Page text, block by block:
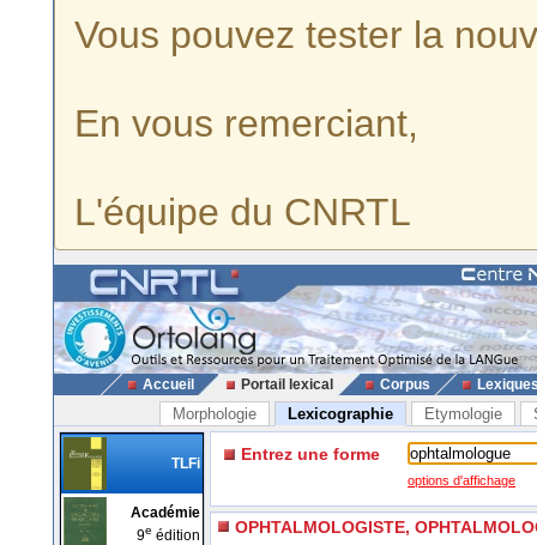
Vous pouvez tester la
En vous remerciant,
L'équipe du CNRTL
Accueil Portail lexical Corpus
Morphologie Lexicographie Etymologie
TLFi
Académie
9e édition
Entrez une forme
options d'affichage
OPHTALMOLOGISTE,